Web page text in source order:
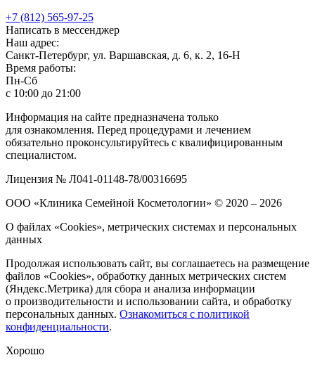
+7 (812) 565-97-25
Написать в мессенджер
Наш адрес:
Санкт-Петербург, ул. Варшавская, д. 6, к. 2, 16-Н
Время работы:
Пн-Сб
с 10:00 до 21:00
Информация на сайте предназначена только
для ознакомления. Перед процедурами и лечением
обязательно проконсультируйтесь с квалифицированным
специалистом.
Лицензия № Л041-01148-78/00316695
ООО «Клиника Семейной Косметологии» © 2020 – 2026
О файлах «Cookies», метрических системах и персональных
данных
Продолжая использовать сайт, вы соглашаетесь на размещение
файлов «Cookies», обработку данных метрических систем
(Яндекс.Метрика) для сбора и анализа информации
о производительности и использовании сайта, и обработку
персональных данных. Ознакомиться с политикой
конфиденциальности.
Хорошо